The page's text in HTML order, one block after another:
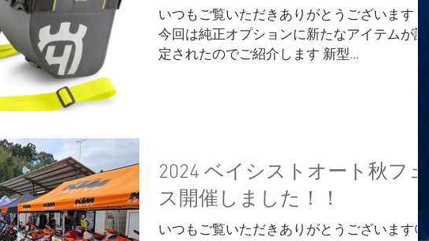
いつもご覧いただきありがとうございます！
今回は純正オプションに新たなアイテムが設
定されたのでご紹介します 新型
2024 ベイシストオート秋フェ
ス開催しました！！
いつもご覧いただきありがとうございます😆